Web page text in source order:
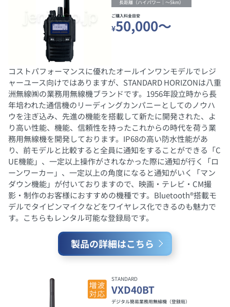
長距離（ハイパワー｜～5km）
ご購入料金目安
¥50,000～
コストパフォーマンスに優れたオールインワンモデルでレジ
ャーユース向けではありますが、STANDARD HORIZONは八重
洲無線㈱の業務用無線機ブランドです。1956年設立時から長
年培われた通信機のリーディングカンパニーとしてのノウハ
ウを注ぎ込み、先進の機能を搭載して新たに開発された、よ
り高い性能、機能、信頼性を持ったこれからの時代を荷う業
務用無線機を開発しております。IP68の高い防水性能があ
り、前モデルと比較すると全員に通知をすることができる「C
UE機能」、一定以上操作がされなかった際に通知が行く「ロ
ーンワーカー」、一定以上の角度になると通知がいく「マン
ダウン機能」が付いておりますので、映画・テレビ・CM撮
影・制作のお客様におすすめの機種です。Bluetooth®搭載モ
デルでタイピンマイクなどをワイヤレス化できるのも魅力で
す。こちらもレンタル可能な登録局です。
製品の詳細はこちら
STANDARD
VXD40BT
デジタル簡易業務用無線機（登録局）